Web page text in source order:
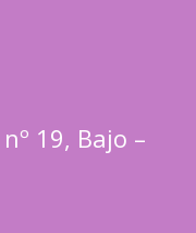
19, Bajo –